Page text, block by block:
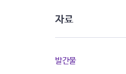
자료
발간물